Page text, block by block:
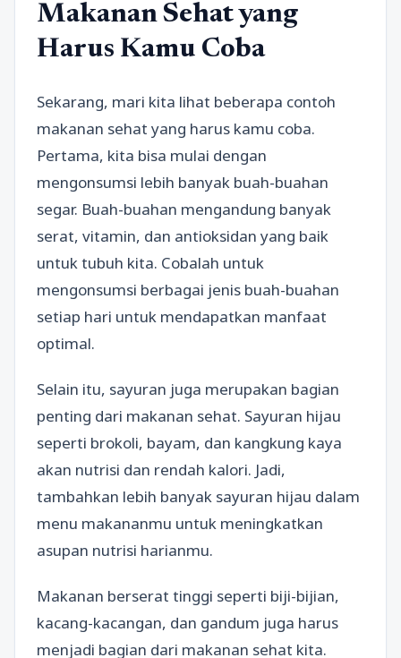
Makanan Sehat yang
Harus Kamu Coba
Sekarang, mari kita lihat beberapa contoh
makanan sehat yang harus kamu coba.
Pertama, kita bisa mulai dengan
mengonsumsi lebih banyak buah-buahan
segar. Buah-buahan mengandung banyak
serat, vitamin, dan antioksidan yang baik
untuk tubuh kita. Cobalah untuk
mengonsumsi berbagai jenis buah-buahan
setiap hari untuk mendapatkan manfaat
optimal.
Selain itu, sayuran juga merupakan bagian
penting dari makanan sehat. Sayuran hijau
seperti brokoli, bayam, dan kangkung kaya
akan nutrisi dan rendah kalori. Jadi,
tambahkan lebih banyak sayuran hijau dalam
menu makananmu untuk meningkatkan
asupan nutrisi harianmu.
Makanan berserat tinggi seperti biji-bijian,
kacang-kacangan, dan gandum juga harus
menjadi bagian dari makanan sehat kita.